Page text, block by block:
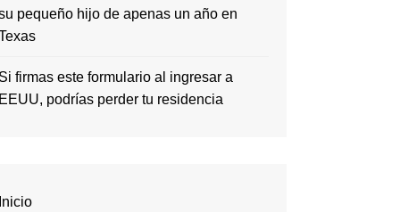
pequeño hijo de apenas un año en
Si firmas este formulario al ingresar a
EEUU, podrías perder tu residencia
Inicio